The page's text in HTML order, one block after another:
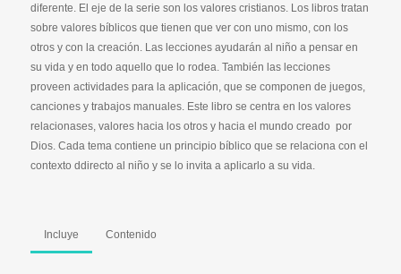
diferente. El eje de la serie son los valores cristianos. Los libros tratan
sobre valores bíblicos que tienen que ver con uno mismo, con los
otros y con la creación. Las lecciones ayudarán al niño a pensar en
su vida y en todo aquello que lo rodea. También las lecciones
proveen actividades para la aplicación, que se componen de juegos,
canciones y trabajos manuales. Este libro se centra en los valores
relacionases, valores hacia los otros y hacia el mundo creado por
Dios. Cada tema contiene un principio bíblico que se relaciona con el
contexto ddirecto al niño y se lo invita a aplicarlo a su vida.
Incluye Contenido